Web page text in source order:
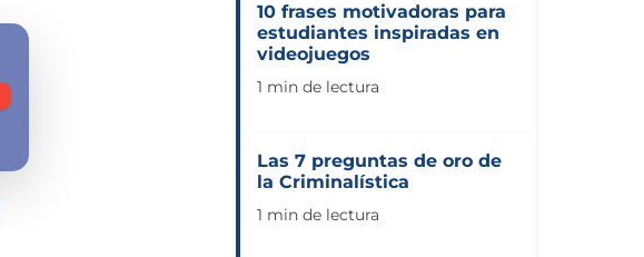
10 frases motivadoras para
estudiantes inspiradas en
videojuegos
1 min de lectura
Las 7 preguntas de oro de
la Criminalística
1 min de lectura